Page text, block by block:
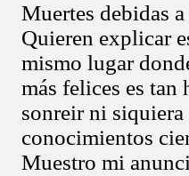
Muertes debidas
Quieren explicar
mismo lugar
más felices es
sonreir ni siquiera
conocimientos
Muestro mi